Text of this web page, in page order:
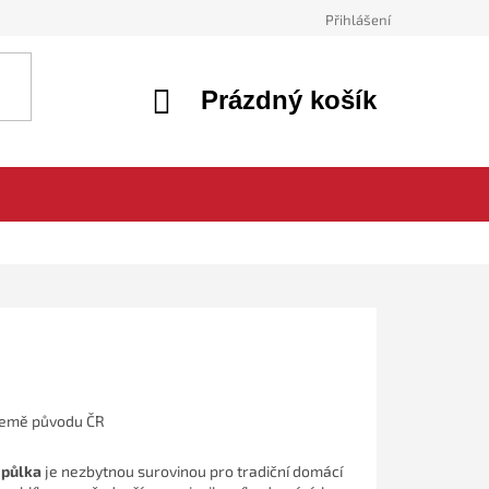
Přihlášení
NÁKUPNÍ
Prázdný košík
původu ČR
je nezbytnou surovinou pro tradiční domácí